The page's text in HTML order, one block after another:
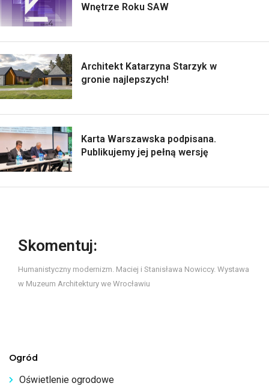
Wnętrze Roku SAW
Architekt Katarzyna Starzyk w
gronie najlepszych!
Karta Warszawska podpisana.
Publikujemy jej pełną wersję
Skomentuj:
Humanistyczny modernizm. Maciej i Stanisława Nowiccy. Wystawa
w Muzeum Architektury we Wrocławiu
Ogród
Oświetlenie ogrodowe